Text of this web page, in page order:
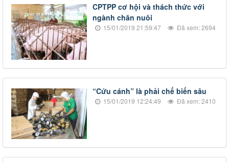
CPTPP cơ hội và thách thức với
ngành chăn nuôi
15/01/2019 21:59:47 Đã xem: 2694
​“Cứu cánh” là phải chế biến sâu
15/01/2019 12:24:49 Đã xem: 2410